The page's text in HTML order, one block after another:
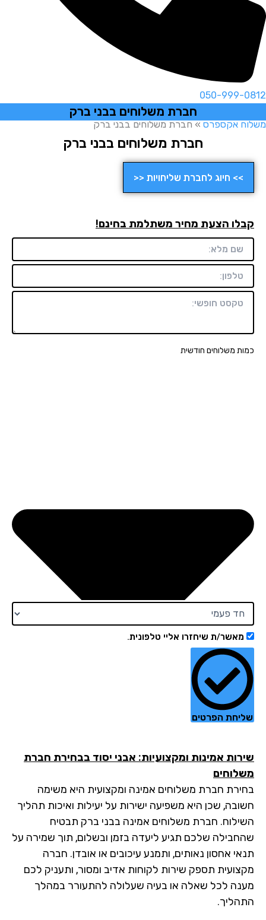
050-999-0812
חברת משלוחים בבני ברק
משלוח אקספרס»חברת משלוחים בבני ברק
חברת משלוחים בבני ברק
>> חיוג לחברת שליחויות <<
קבלו הצעת מחיר משתלמת בחינם!
כמות משלוחים חודשית
מאשר/ת שיחזרו אליי טלפונית.
שליחת הפרטים
שירות אמינות ומקצועיות: אבני יסוד בבחירת חברת
משלוחים
בחירת חברת משלוחים אמינה ומקצועית היא משימה
חשובה, שכן היא משפיעה ישירות על יעילות ואיכות תהליך
השילוח. חברת משלוחים אמינה בבני ברק תבטיח
שהחבילה שלכם תגיע ליעדה בזמן ובשלום, תוך שמירה על
תנאי אחסון נאותים, ותמנע עיכובים או אובדן. חברה
מקצועית תספק שירות לקוחות אדיב ומסור, ותעניק לכם
מענה לכל שאלה או בעיה שעלולה להתעורר במהלך
התהליך.